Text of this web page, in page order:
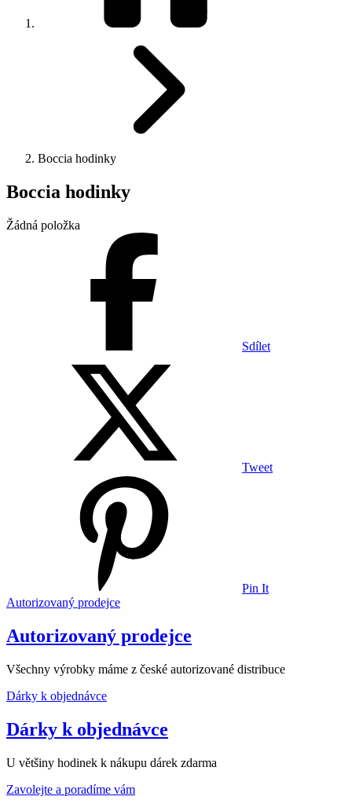
Boccia hodinky
Boccia hodinky
Žádná položka
Sdílet
Tweet
Pin It
Autorizovaný prodejce
Autorizovaný prodejce
Všechny výrobky máme z české autorizované distribuce
Dárky k objednávce
Dárky k objednávce
U většiny hodinek k nákupu dárek zdarma
Zavolejte a poradíme vám